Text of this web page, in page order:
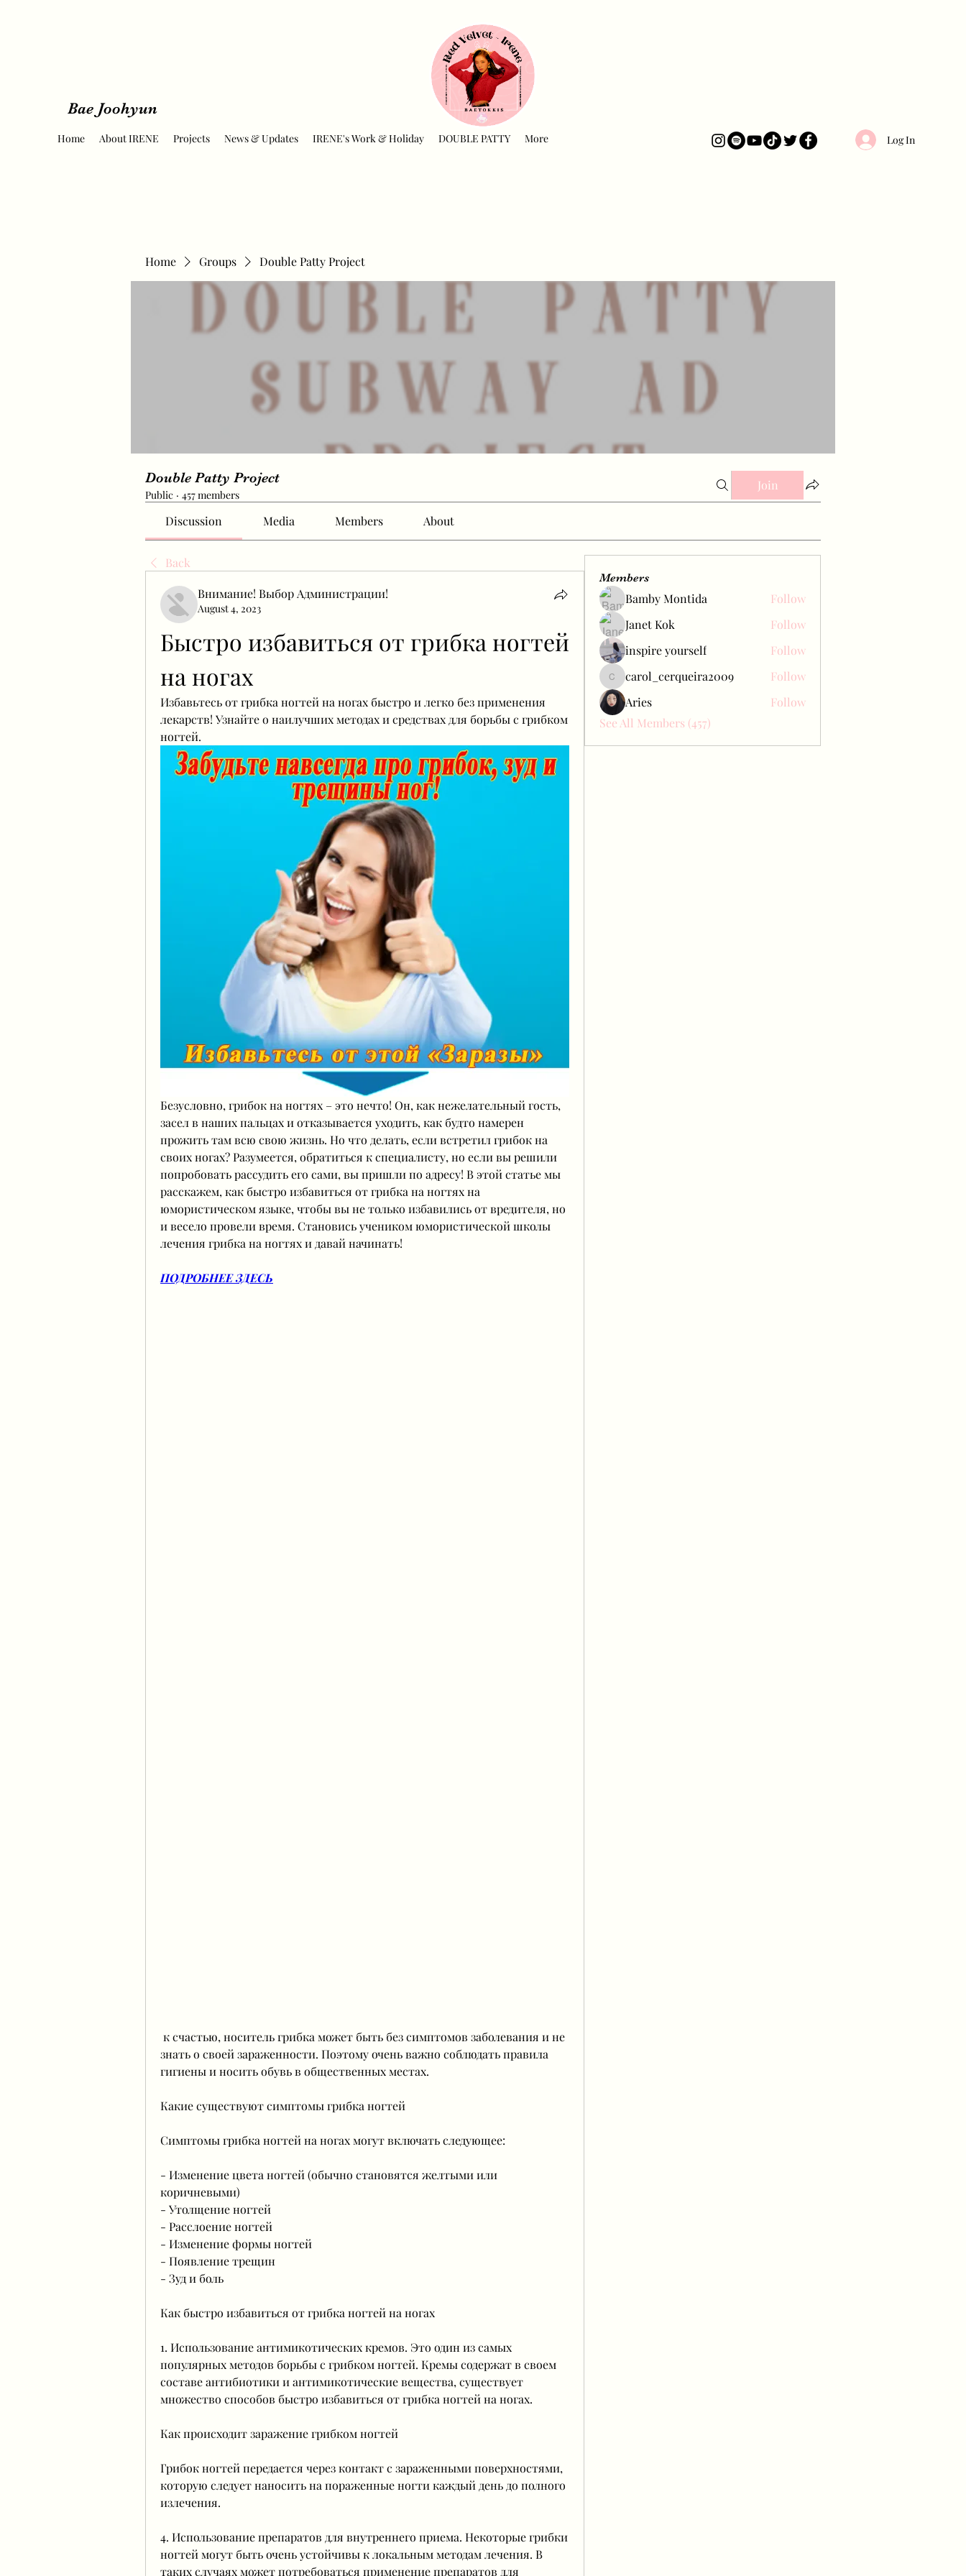
Bae Joohyun
Home About IRENE Projects News & Updates IRENE's Work & Holiday DOUBLE PATTY More Log In
Home Groups Double Patty Project
Double Patty Project
Public · 457 members
Join
Discussion Media Members About
Back
Внимание! Выбор Администрации!
August 4, 2023
Быстро избавиться от грибка ногтей
на ногах
Избавьтесь от грибка ногтей на ногах быстро и легко без применения
лекарств! Узнайте о наилучших методах и средствах для борьбы с грибком
ногтей.
Безусловно, грибок на ногтях – это нечто! Он, как нежелательный гость,
засел в наших пальцах и отказывается уходить, как будто намерен
прожить там всю свою жизнь. Но что делать, если встретил грибок на
своих ногах? Разумеется, обратиться к специалисту, но если вы решили
попробовать рассудить его сами, вы пришли по адресу! В этой статье мы
расскажем, как быстро избавиться от грибка на ногтях на
юмористическом языке, чтобы вы не только избавились от вредителя, но
и весело провели время. Становись учеником юмористической школы
лечения грибка на ногтях и давай начинать!
ПОДРОБНЕЕ ЗДЕСЬ
знать о своей зараженности. Поэтому очень важно соблюдать правила
гигиены и носить обувь в общественных местах.
Какие существуют симптомы грибка ногтей
Симптомы грибка ногтей на ногах могут включать следующее:
- Изменение цвета ногтей (обычно становятся желтыми или
коричневыми)
- Утолщение ногтей
- Расслоение ногтей
- Изменение формы ногтей
- Появление трещин
- Зуд и боль
Как быстро избавиться от грибка ногтей на ногах
1. Использование антимикотических кремов. Это один из самых
популярных методов борьбы с грибком ногтей. Кремы содержат в своем
составе антибиотики и антимикотические вещества, существует
множество способов быстро избавиться от грибка ногтей на ногах.
Как происходит заражение грибком ногтей
Грибок ногтей передается через контакт с зараженными поверхностями,
которую следует наносить на пораженные ногти каждый день до полного
излечения.
4. Использование препаратов для внутреннего приема. Некоторые грибки
ногтей могут быть очень устойчивы к локальным методам лечения. В
таких случаях может потребоваться применение препаратов для
Members
Bamby Montida
Follow
Janet Kok
Follow
inspire yourself
Follow
carol_cerqueira2009
carol_cerqueira2009
Follow
Aries
Follow
See All Members (457)